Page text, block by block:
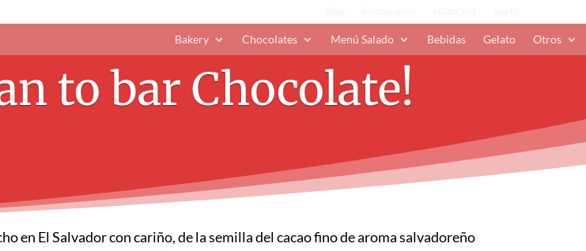
Bakery Chocolates Menú Salado Bebidas Gelato Otros
to bar Chocolate!
en El Salvador con cariño, de la semilla del cacao fino de aroma salvadoreño